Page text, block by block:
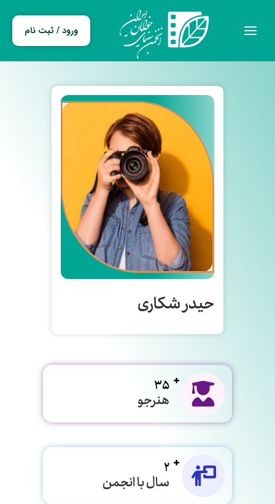
ورود / ثبت نام
35
هنرجو
2
سال با انجمن
حیدر شکاری